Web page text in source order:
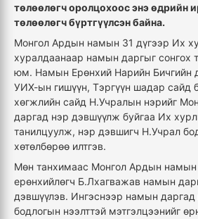
төлөөлөгч оролцохоос энэ өдрийн
төлөөлөгч бүртгүүлсэн байна.
Монгол Ардын намын 31 дүгээр Их
хуралдаанаар намын даргыг сонгох
юм. Намын Ерөнхий Нарийн Бичгийн
УИХ-ын гишүүн, Тэргүүн шадар сайд
хөгжлийн сайд Н.Учралын нэрийг
даргад нэр дэвшүүлж буйгаа Их
танилцуулж, нэр дэвшигч Н.Учрал
хөтөлбөрөө илтгэв.
Мөн танхимаас Монгол Ардын
ерөнхийлөгч Б.Лхагважав намын
дэвшүүлэв. Ингэснээр намын
бодлогын нээлттэй мэтгэлцээнийг